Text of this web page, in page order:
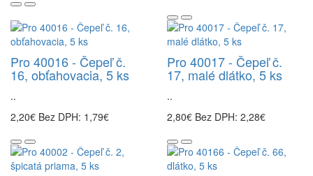
Pro 40016 - Čepeľ č.
16, obťahovacia, 5 ks
..
2,20€ Bez DPH: 1,79€
Pro 40017 - Čepeľ č.
17, malé dlátko, 5 ks
..
2,80€ Bez DPH: 2,28€